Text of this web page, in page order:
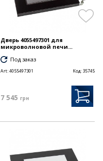
Дверь 4055497301 для
микроволновой печи...
Под заказ
Art:4055497301 Код: 35745
7 545 грн